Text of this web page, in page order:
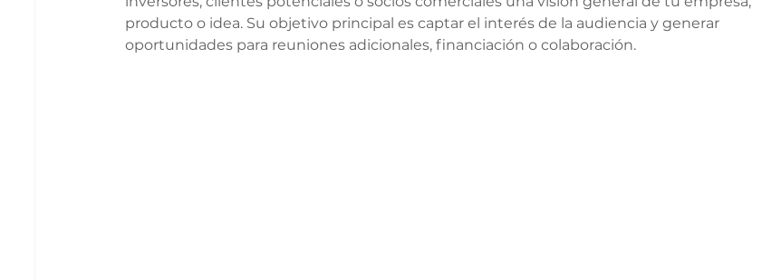
producto o idea. Su objetivo principal es captar el interés de la audiencia y generar
oportunidades para reuniones adicionales, financiación o colaboración.